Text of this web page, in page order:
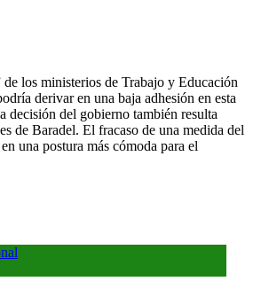
de los ministerios de Trabajo y Educación
derivar en una baja adhesión en esta
decisión del gobierno también resulta
de Baradel. El fracaso de una medida del
una postura más cómoda para el